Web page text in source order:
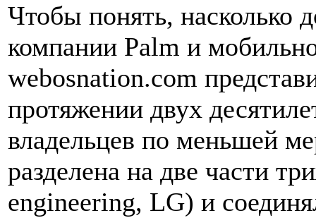
Чтобы понять, насколько
компании Palm и
webosnation.com
протяжении двух
владельцев по меньшей
разделена на две части
engineering, LG) и